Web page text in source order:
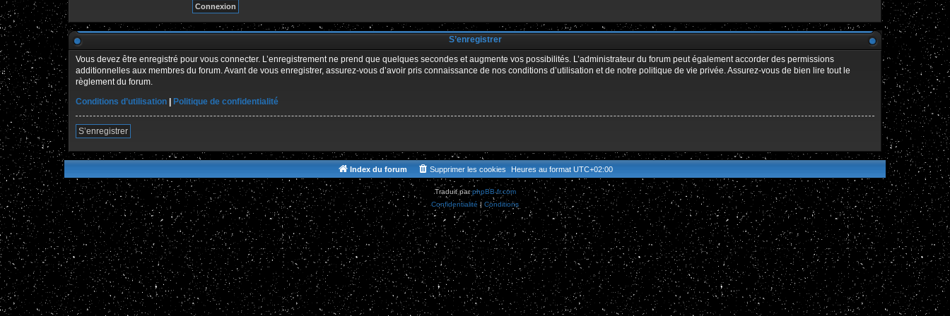
S’enregistrer
Vous devez être enregistré pour vous connecter. L’enregistrement ne prend que quelques secondes et augmente vos possibilités. L’administrateur du forum peut également accorder des permissions
additionnelles aux membres du forum. Avant de vous enregistrer, assurez-vous d’avoir pris connaissance de nos conditions d’utilisation et de notre politique de vie privée. Assurez-vous de bien lire tout le
règlement du forum.
Conditions d’utilisation
Politique de confidentialité
S’enregistrer
Index du forum Heures au format UTC+02:00
Supprimer les cookies
Traduit parphpBB-fr.com
Confidentialité | Conditions